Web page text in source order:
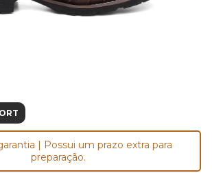
| Possui um prazo extra para
preparação.